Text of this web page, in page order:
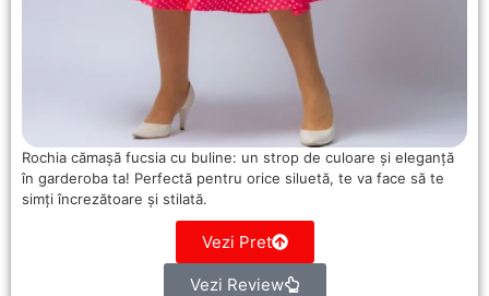
Rochia cămașă fucsia cu buline: un strop de culoare și eleganță
în garderoba ta! Perfectă pentru orice siluetă, te va face să te
simți încrezătoare și stilată.
Vezi Pret
Vezi Review